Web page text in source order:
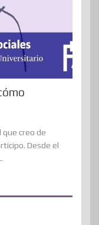
creo de
Desde el